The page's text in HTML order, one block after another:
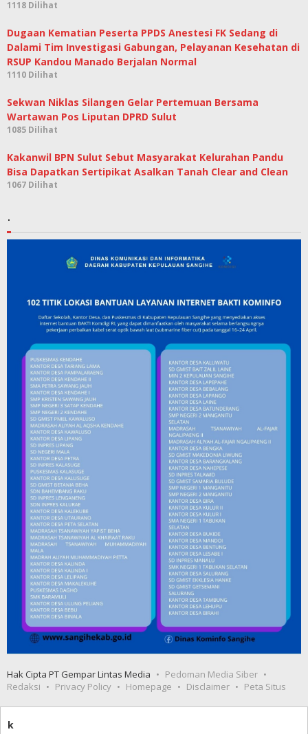
1118 Dilihat
Dugaan Kematian Peserta PPDS Anestesi FK Sedang di
Dalami Tim Investigasi Gabungan, Pelayanan Kesehatan di
RSUP Kandou Manado Berjalan Normal
1110 Dilihat
Sekwan Niklas Silangen Gelar Pertemuan Bersama
Wartawan Pos Liputan DPRD Sulut
1085 Dilihat
Kakanwil BPN Sulut Sebut Masyarakat Kelurahan Pandu
Bisa Dapatkan Sertipikat Asalkan Tanah Clear and Clean
1067 Dilihat
.
Hak Cipta PT Gempar Lintas Media
Pedoman Media Siber
Redaksi
Privacy Policy Homepage Disclaimer Peta Situs
k